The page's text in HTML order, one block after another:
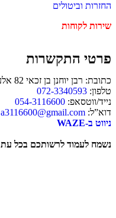
החזרות וביטולים
שירות לקוחות
פרטי התקשרות
כתובת: רבן יוחנן בן זכאי 82 אלעד
טלפון: 072-3340593
נייד/ווטסאפ: 054-3116600
דוא”ל: a3116600@gmail.com
ניווט ב-WAZE
נשמח לעמוד לרשותכם בכל עת